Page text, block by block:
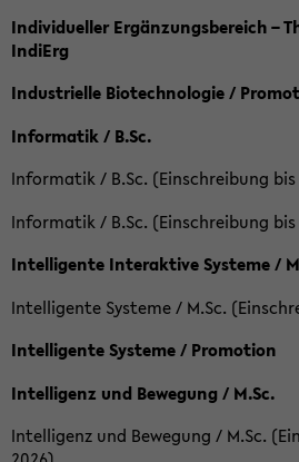
Individueller Ergänzungsbereich –
IndiErg
Industrielle Biotechnologie /
Informatik / B.Sc.
Informatik / B.Sc. (Einschreibung bis
Informatik / B.Sc. (Einschreibung bis
Intelligente Interaktive Systeme /
Intelligente Systeme / M.Sc.
Intelligente Systeme / Promotion
Intelligenz und Bewegung / M.Sc.
Intelligenz und Bewegung / M.Sc.